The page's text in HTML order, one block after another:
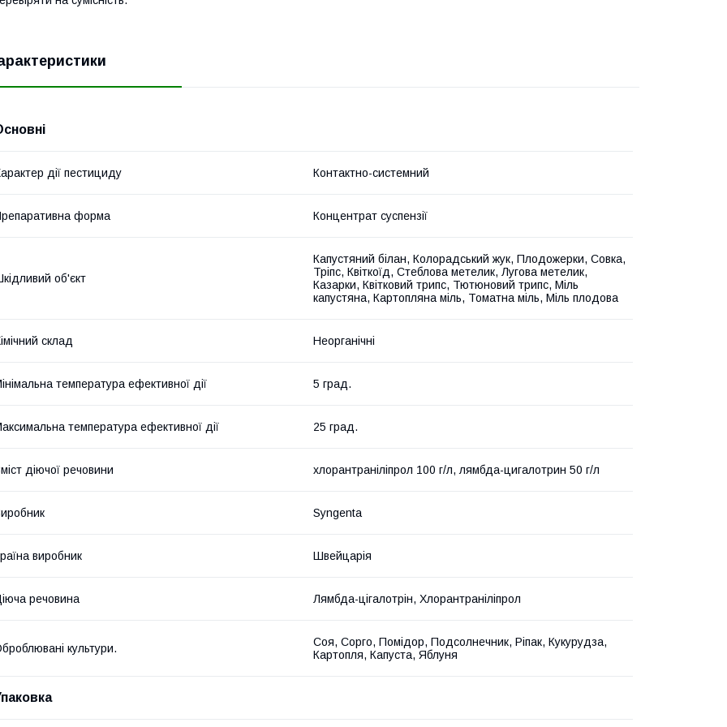
дії пестициду Контактно-системний
форма Концентрат суспензії
об'єкт
Капустяний білан, Колорадський жук, Плодожерки, Совка,
Тріпс, Квіткоїд, Стеблова метелик, Лугова метелик,
Казарки, Квітковий трипс, Тютюновий трипс, Міль
капустяна, Картопляна міль, Томатна міль, Міль плодова
склад Неорганічні
температура ефективної дії 5 град.
температура ефективної дії 25 град.
діючої речовини хлорантраніліпрол 100 г/л, лямбда-цигалотрин 50 г/л
Syngenta
виробник Швейцарія
речовина Лямбда-цігалотрін, Хлорантраніліпрол
культури.
Соя, Сорго, Помідор, Подсолнечник, Ріпак, Кукурудза,
Картопля, Капуста, Яблуня